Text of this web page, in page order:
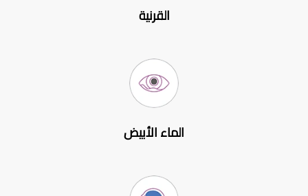
القرنية
الماء الأبيض